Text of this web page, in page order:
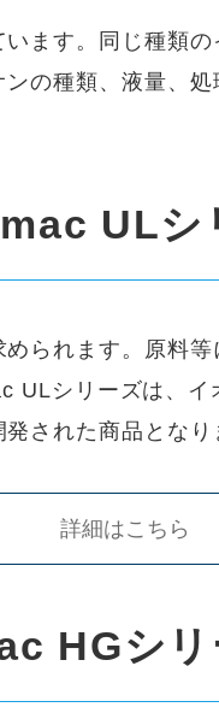
ます。同じ種類
の種類、液量、
ULシ
られます。原料
ULシリーズは、
された商品となり
詳細はこちら
HGシ